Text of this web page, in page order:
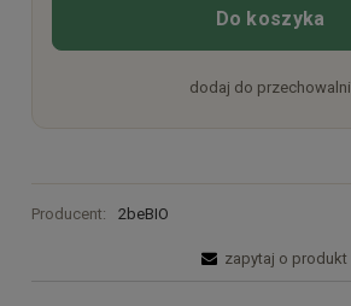
Do koszyka
dodaj do przechowalni
Producent: 2beBIO
zapytaj o produkt